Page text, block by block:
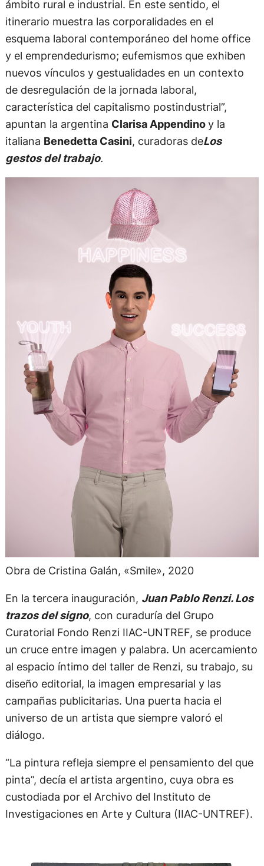
ámbito rural e industrial. En este sentido, el
itinerario muestra las corporalidades en el
esquema laboral contemporáneo del home office
y el emprendedurismo; eufemismos que exhiben
nuevos vínculos y gestualidades en un contexto
de desregulación de la jornada laboral,
característica del capitalismo postindustrial”,
apuntan la argentina Clarisa Appendinoy la
italiana Benedetta Casini, curadoras deLos
gestos del trabajo.
Obra de Cristina Galán, «Smile», 2020
En la tercera inauguración, Juan Pablo Renzi. Los
trazos del signo, con curaduría del Grupo
Curatorial Fondo Renzi IIAC-UNTREF, se produce
un cruce entre imagen y palabra. Un acercamiento
al espacio íntimo del taller de Renzi, su trabajo, su
diseño editorial, la imagen empresarial y las
campañas publicitarias. Una puerta hacia el
universo de un artista que siempre valoró el
diálogo.
“La pintura refleja siempre el pensamiento del que
pinta”, decía el artista argentino, cuya obra es
custodiada por el Archivo del Instituto de
Investigaciones en Arte y Cultura (IIAC-UNTREF).